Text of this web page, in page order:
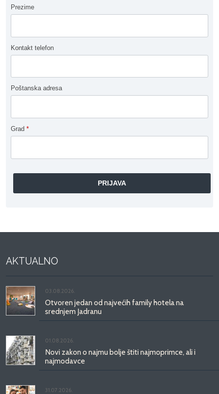
Prezime
Kontakt telefon
Poštanska adresa
Grad *
AKTUALNO
03.08.2026.
Otvoren jedan od najvećih family hotela na
srednjem Jadranu
01.08.2026.
Novi zakon o najmu bolje štiti najmoprimce, ali i
najmodavce
31.07.2026.